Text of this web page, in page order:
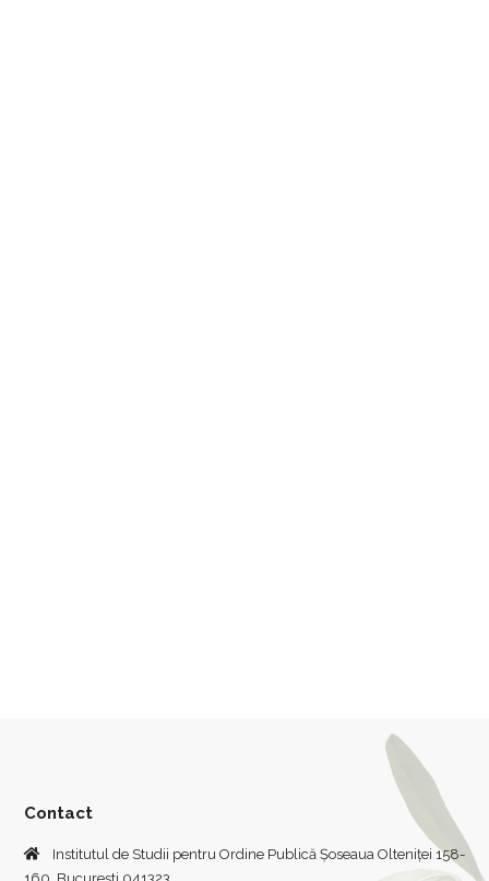
Contact
Institutul de Studii pentru Ordine Publică Șoseaua Olteniței 158-